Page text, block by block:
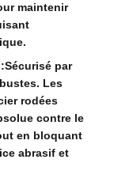
maintenir
Sécurisé par
Les
rodées
contre le
en bloquant
abrasif et